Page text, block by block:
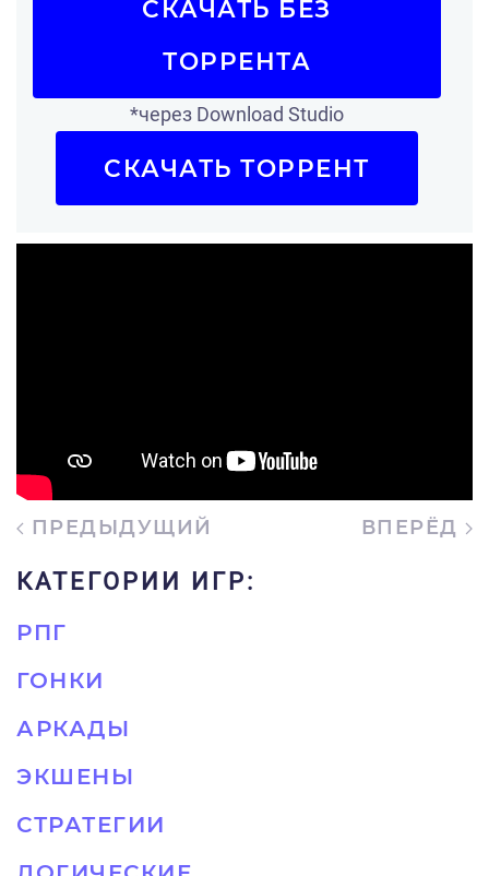
СКАЧАТЬ БЕЗ
ТОРРЕНТА
*через Download Studio
СКАЧАТЬ ТОРРЕНТ
ПРЕДЫДУЩИЙ ВПЕРЁД
КАТЕГОРИИ ИГР:
РПГ
ГОНКИ
АРКАДЫ
ЭКШЕНЫ
СТРАТЕГИИ